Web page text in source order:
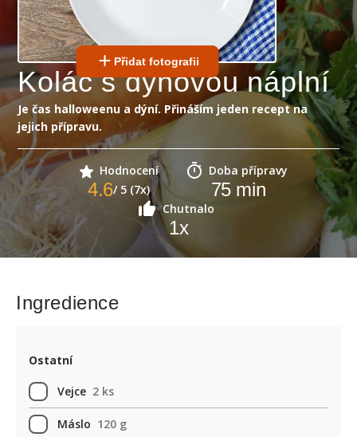
Přidat fotografii
Koláč s dýňovou náplní
Je čas halloweenu a dýní. Přináším jeden recept na
jejich přípravu.
Hodnocení
4.6/ 5 (7x)
Doba přípravy
75min
Chutnalo
1x
Ingredience
Ostatní
Vejce 2 ks
Máslo 120 g